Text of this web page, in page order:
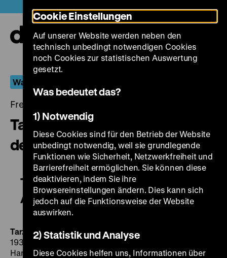
zum
Seiteninhalt
springen
Was Volk und Führer liebten...
Freitag, 03. Juli 2015, 21.00 - 00.00 Uhr
Tarzan the Ape Man / Tarzan,
der Affenmensch
Tarzan the Ape Man / Tarzan, der
Affenmensch
Tarzan the Ape Man / Tarzan, der Affenmensch
1932, R: W.S. Van Dyke, B: Cyril Hume, Ivor Novello, K:
Harold Rosson, Clyde De Vinna, D: Johnny
Cookie Einstellungen
Auf unserer Website werden neben den
technisch unbedingt notwendigen Cookies
noch Cookies zur statistischen Auswertung
gesetzt.
Was bedeutet das?
1) Notwendig
Diese Cookies sind für den Betrieb der Website
unbedingt notwendig, weil sie grundlegende
Funktionen wie Sicherheit, Netzwerkfreiheit und
Barrierefreiheit ermöglichen. Sie können diese
deaktivieren, indem Sie ihre
Browsereinstellungen ändern. Dies kann sich
jedoch auf die Funktionsweise der Website
auswirken.
2) Statistik und Analyse
Diese Cookies helfen uns, Informationen über